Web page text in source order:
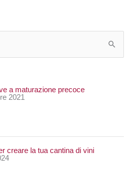
a maturazione precoce
2021
creare la tua cantina di vini